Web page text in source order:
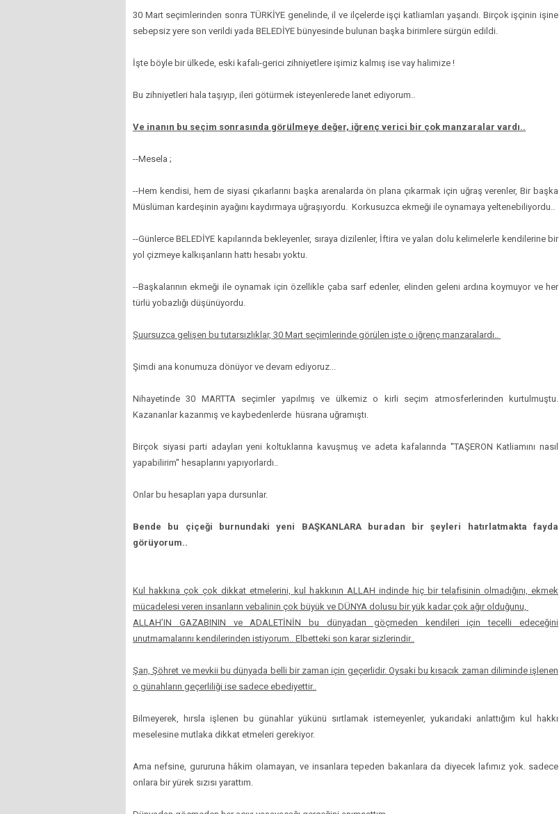
30 Mart seçimlerinden sonra TÜRKİYE genelinde, il ve ilçelerde işçi katliamları yaşandı. Birçok işçinin işine
sebepsiz yere son verildi yada BELEDİYE bünyesinde bulunan başka birimlere sürgün edildi.
İşte böyle bir ülkede, eski kafalı-gerici zihniyetlere işimiz kalmış ise vay halimize !
Bu zihniyetleri hala taşıyıp, ileri götürmek isteyenlerede lanet ediyorum..
Ve inanın bu seçim sonrasında görülmeye değer, iğrenç verici bir çok manzaralar vardı..
--Mesela ;
--Hem kendisi, hem de siyasi çıkarlarını başka arenalarda ön plana çıkarmak için uğraş verenler, Bir başka
Müslüman kardeşinin ayağını kaydırmaya uğraşıyordu. Korkusuzca ekmeği ile oynamaya yeltenebiliyordu..
--Günlerce BELEDİYE kapılarında bekleyenler, sıraya dizilenler, İftira ve yalan dolu kelimelerle kendilerine bir
yol çizmeye kalkışanların hattı hesabı yoktu.
--Başkalarının ekmeği ile oynamak için özellikle çaba sarf edenler, elinden geleni ardına koymuyor ve her
türlü yobazlığı düşünüyordu.
Şuursuzca gelişen bu tutarsızlıklar, 30 Mart seçimlerinde görülen işte o iğrenç manzaralardı..
Şimdi ana konumuza dönüyor ve devam ediyoruz...
Nihayetinde 30 MARTTA seçimler yapılmış ve ülkemiz o kirli seçim atmosferlerinden kurtulmuştu.
Kazananlar kazanmış ve kaybedenlerde hüsrana uğramıştı.
Birçok siyasi parti adayları yeni koltuklarına kavuşmuş ve adeta kafalarında ''TAŞERON Katliamını nasıl
yapabilirim'' hesaplarını yapıyorlardı..
Onlar bu hesapları yapa dursunlar.
Bende bu çiçeği burnundaki yeni BAŞKANLARA buradan bir şeyleri hatırlatmakta fayda
görüyorum..
Kul hakkına çok çok dikkat etmelerini, kul hakkının ALLAH indinde hiç bir telafisinin olmadığını, ekmek
mücadelesi veren insanların vebalinin çok büyük ve DÜNYA dolusu bir yük kadar çok ağır olduğunu,
ALLAH’IN GAZABININ ve ADALETİNİN bu dünyadan göçmeden kendileri için tecelli edeceğini
unutmamalarını kendilerinden istiyorum.. Elbetteki son karar sizlerindir..
Şan, Şöhret ve mevkii bu dünyada belli bir zaman için geçerlidir. Oysaki bu kısacık zaman diliminde işlenen
o günahların geçerliliği ise sadece ebediyettir..
Bilmeyerek, hırsla işlenen bu günahlar yükünü sırtlamak istemeyenler, yukarıdaki anlattığım kul hakkı
meselesine mutlaka dikkat etmeleri gerekiyor.
Ama nefsine, gururuna hâkim olamayan, ve insanlara tepeden bakanlara da diyecek lafımız yok. sadece
onlara bir yürek sızısı yarattım.